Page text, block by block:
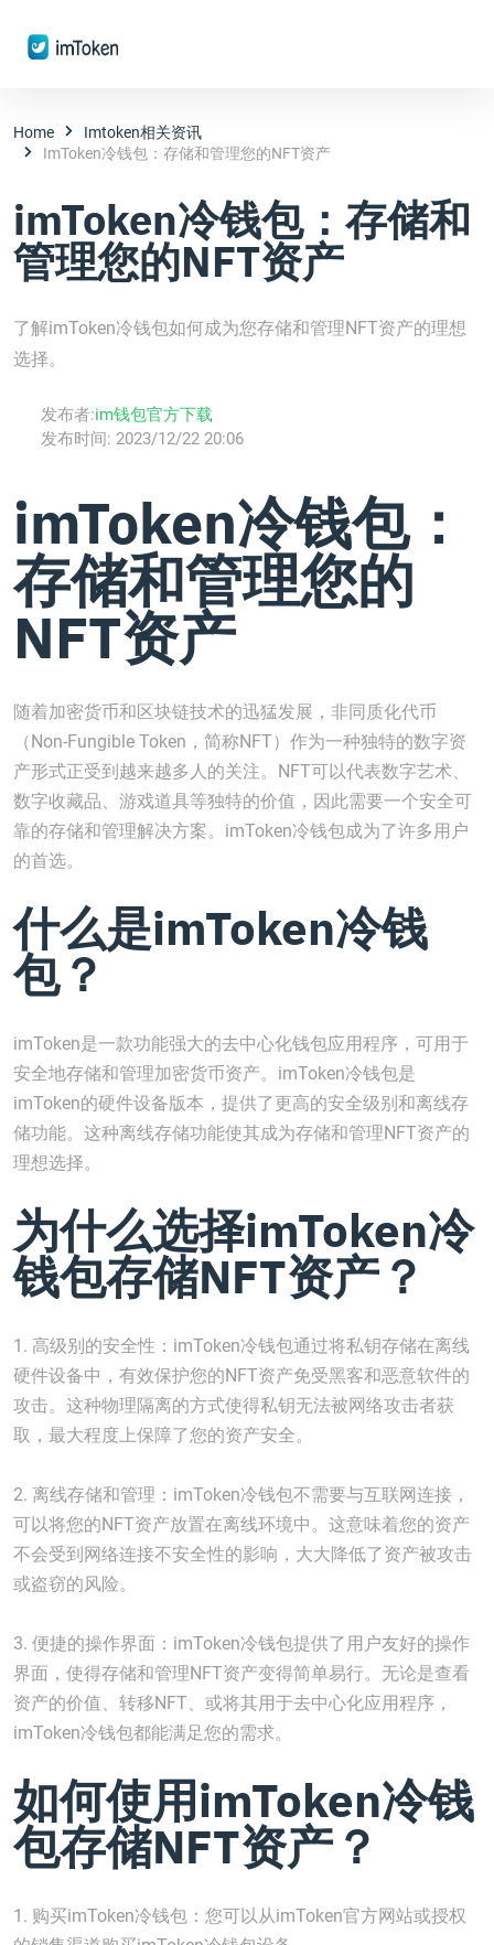
Home
Imtoken相关资讯
ImToken冷钱包：存储和管理您的NFT资产
imToken冷钱包：存储和
管理您的NFT资产
了解imToken冷钱包如何成为您存储和管理NFT资产的理想
选择。
发布者:im钱包官方下载
发布时间: 2023/12/22 20:06
imToken冷钱包：
存储和管理您的
NFT资产
随着加密货币和区块链技术的迅猛发展，非同质化代币
（Non-Fungible Token，简称NFT）作为一种独特的数字资
产形式正受到越来越多人的关注。NFT可以代表数字艺术、
数字收藏品、游戏道具等独特的价值，因此需要一个安全可
靠的存储和管理解决方案。imToken冷钱包成为了许多用户
的首选。
什么是imToken冷钱
包？
imToken是一款功能强大的去中心化钱包应用程序，可用于
安全地存储和管理加密货币资产。imToken冷钱包是
imToken的硬件设备版本，提供了更高的安全级别和离线存
储功能。这种离线存储功能使其成为存储和管理NFT资产的
理想选择。
为什么选择imToken冷
钱包存储NFT资产？
1. 高级别的安全性：imToken冷钱包通过将私钥存储在离线
硬件设备中，有效保护您的NFT资产免受黑客和恶意软件的
攻击。这种物理隔离的方式使得私钥无法被网络攻击者获
取，最大程度上保障了您的资产安全。
2. 离线存储和管理：imToken冷钱包不需要与互联网连接，
可以将您的NFT资产放置在离线环境中。这意味着您的资产
不会受到网络连接不安全性的影响，大大降低了资产被攻击
或盗窃的风险。
3. 便捷的操作界面：imToken冷钱包提供了用户友好的操作
界面，使得存储和管理NFT资产变得简单易行。无论是查看
资产的价值、转移NFT、或将其用于去中心化应用程序，
imToken冷钱包都能满足您的需求。
如何使用imToken冷钱
包存储NFT资产？
1. 购买imToken冷钱包：您可以从imToken官方网站或授权